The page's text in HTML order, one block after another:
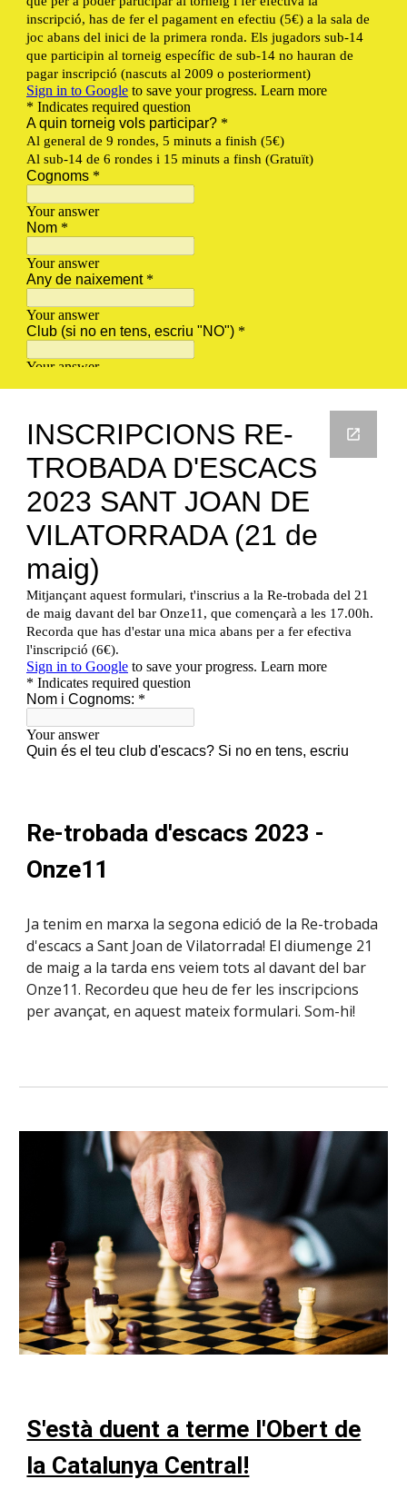
Re-trobada d'escacs 2023 -
Onze11
Ja tenim en marxa la segona edició de la Re-trobada
d'escacs a Sant Joan de Vilatorrada! El diumenge 21
de maig a la tarda ens veiem tots al davant del bar
Onze11. Recordeu que heu de fer les inscripcions
per avançat, en aquest mateix formulari. Som-hi!
S'està duent a terme l'Obert de
la Catalunya Central!